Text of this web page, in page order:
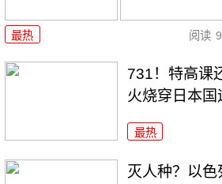
最热 阅读
731！特高课
火烧穿日本国
最热
灭人种？以